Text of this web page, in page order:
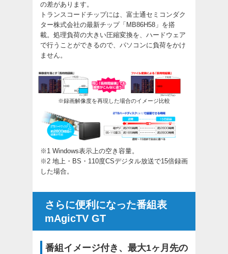
の差があります。
トランスコードチップには、富士通セミコンダク
ター株式会社の最新チップ「MB86H58」を搭
載。処理負荷の大きい圧縮変換を、ハードウェア
で行うことができるので、パソコンに負荷をかけ
ません。
※録画解像度を再現した場合のイメージ比較
※1 Windows表示上の空き容量。
※2 地上・BS・110度CSデジタル放送で15倍録画
した場合。
さらに便利になった番組表
mAgicTV GT
番組イメージ付き、最大1ヶ月先の